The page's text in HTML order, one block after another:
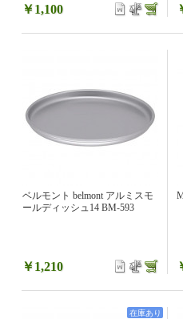
￥1,100
ベルモント belmont アルミスモ
ールディッシュ14 BM-593
￥1,210
在庫あり